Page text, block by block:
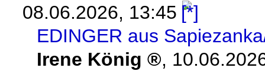
08.06.2026, 13:45
EDINGER aus
Irene König
,